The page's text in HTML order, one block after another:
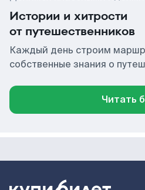
Истории и хитрости
от путешественников
Каждый день строим
собственные знания о
Читать